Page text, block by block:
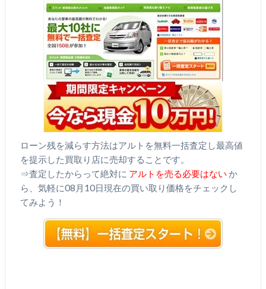
ローン残を減らす方法はアルトを無料一括査定し最高値
を提示した買取り店に売却することです。
⇒査定したからって絶対に アルトを売る必要はない か
ら、気軽に08月10日現在の買い取り価格をチェックし
てみよう！